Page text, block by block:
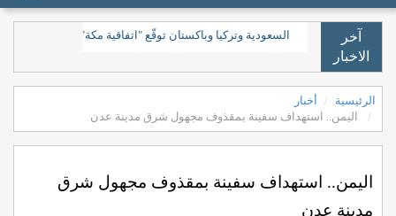
آخر
الاخبار
السعودية وتركيا وباكستان توقع اتفاق دفاع مشترك
الرئيسية
أخبار
اليمن.. استهداف سفينة بمقذوف مجهول شرق مدينة عدن
اليمن.. استهداف سفينة بمقذوف مجهول شرق
مدينة عدن